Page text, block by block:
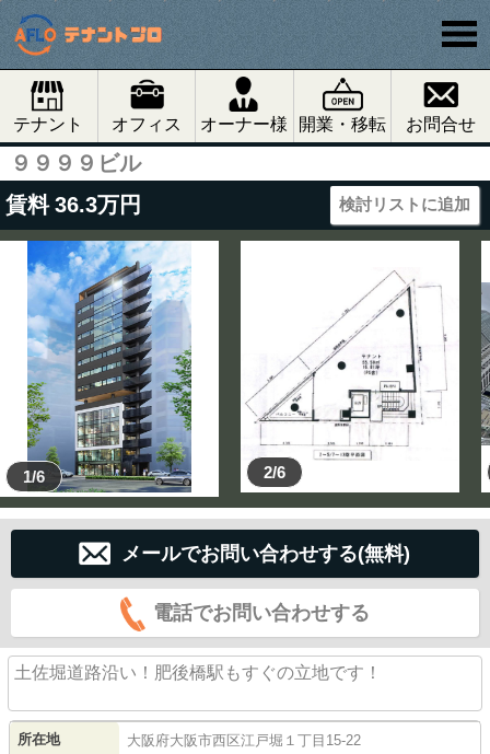
テナント オフィス オーナー様 開業・移転 お問合せ
９９９９ビル
賃料 36.3万円 検討リストに追加
1/6 2/6
メールでお問い合わせする(無料)
電話でお問い合わせする
土佐堀道路沿い！肥後橋駅もすぐの立地です！
所在地 大阪府大阪市西区江戸堀 １丁目15-22